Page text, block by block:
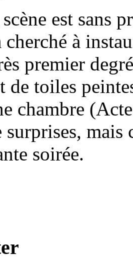
est sans
cherché à
premier
de toiles
chambre
mais
soirée.